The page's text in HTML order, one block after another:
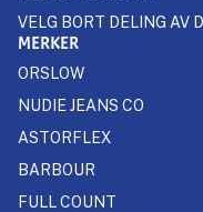
VELG BORT DELING AV
MERKER
ORSLOW
NUDIE JEANS CO
ASTORFLEX
BARBOUR
FULL COUNT